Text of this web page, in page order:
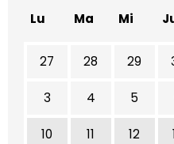
Lu
Ma Mi
No hay ninguna
27 28 29
3 4 5
10 11 12